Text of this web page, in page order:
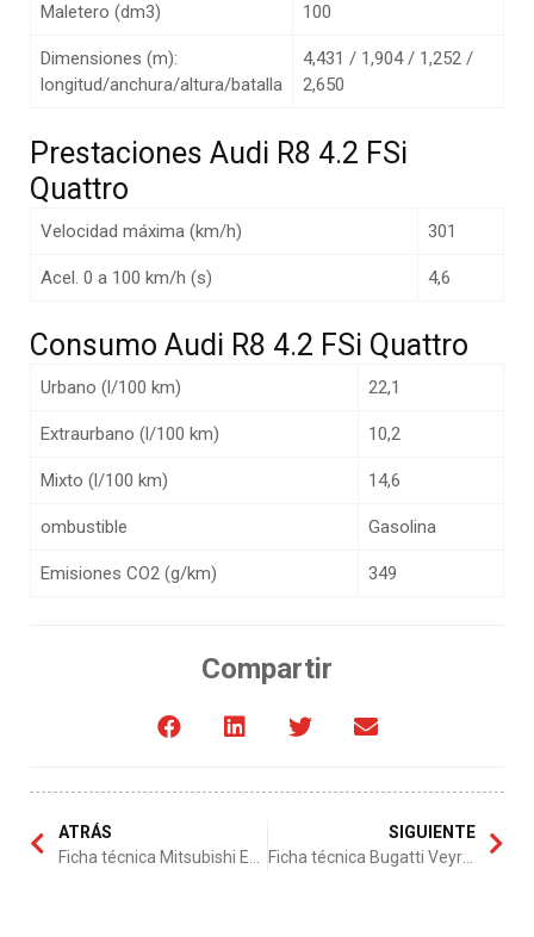
Maletero (dm3) 100
Dimensiones (m):
longitud/anchura/altura/batalla
4,431 / 1,904 / 1,252 /
2,650
Prestaciones Audi R8 4.2 FSi
Quattro
Velocidad máxima (km/h) 301
Acel. 0 a 100 km/h (s) 4,6
Consumo Audi R8 4.2 FSi Quattro
Urbano (l/100 km) 22,1
Extraurbano (l/100 km) 10,2
Mixto (l/100 km) 14,6
ombustible Gasolina
Emisiones CO2 (g/km) 349
Compartir
ATRÁS
SIGUIENTE
Ficha técnica Bugatti Veyron 16.4 Grand